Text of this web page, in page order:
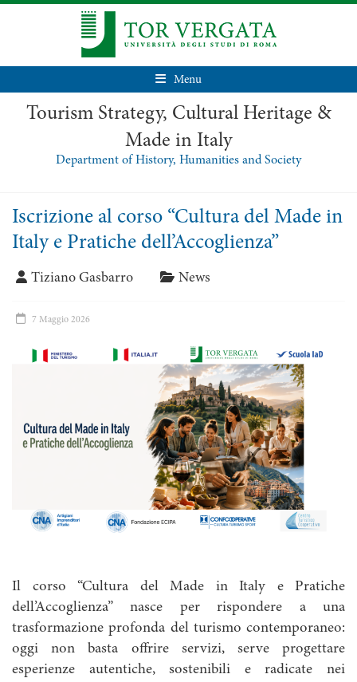
Menu
Tourism Strategy, Cultural Heritage &
Made in Italy
Department of History, Humanities and Society
Iscrizione al corso “Cultura del Made in
Italy e Pratiche dell’Accoglienza”
Tiziano Gasbarro News
7 Maggio 2026
Il corso “Cultura del Made in Italy e Pratiche
dell’Accoglienza” nasce per rispondere a una
trasformazione profonda del turismo contemporaneo:
oggi non basta offrire servizi, serve progettare
esperienze autentiche, sostenibili e radicate nei